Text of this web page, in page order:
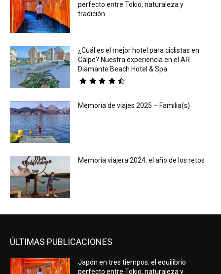
perfecto entre Tokio, naturaleza y
tradición
¿Cuál es el mejor hotel para ciclistas en
Calpe? Nuestra experiencia en el AR
Diamante Beach Hotel & Spa
Memoria de viajes 2025 – Familia(s)
Memoria viajera 2024: el año de los retos
ÚLTIMAS PUBLICACIONES
Japón en tres tiempos: el equilibrio
perfecto entre Tokio, naturaleza y